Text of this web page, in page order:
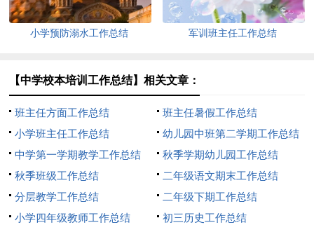
小学预防溺水工作总结 军训班主任工作总结
【中学校本培训工作总结】相关文章：
班主任方面工作总结
班主任暑假工作总结
小学班主任工作总结
幼儿园中班第二学期工作总结
中学第一学期教学工作总结
（精选14篇）
秋季学期幼儿园工作总结
秋季班级工作总结
二年级语文期末工作总结
分层教学工作总结
二年级下期工作总结
小学四年级教师工作总结
初三历史工作总结